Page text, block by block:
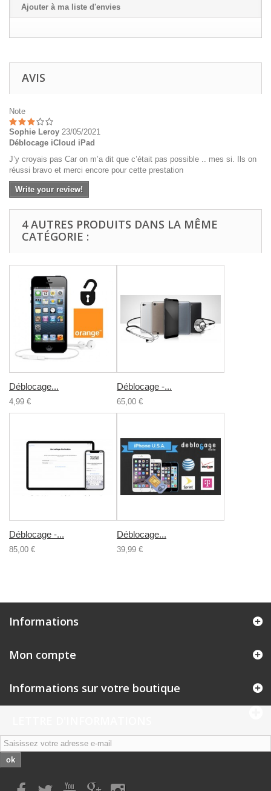
Ajouter à ma liste d'envies
AVIS
Note
Sophie Leroy 23/05/2021
Déblocage iCloud iPad
J’y croyais pas Car on m’a dit que c’était pas possible .. mes si. Ils on
réussi bravo et merci encore pour cette prestation
Write your review!
4 AUTRES PRODUITS DANS LA MÊME
CATÉGORIE :
Déblocage...
4,99 €
Déblocage -...
65,00 €
Déblocage -...
85,00 €
Déblocage...
39,99 €
Informations
Mon compte
Informations sur votre boutique
ok